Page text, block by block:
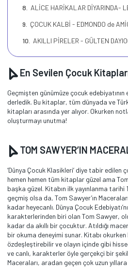
ALİCE HARİKALAR DİYARINDA-
ÇOCUK KALBİ - EDMONDO de
AKILLI PİRELER - GÜLTEN
En Sevilen Çocuk
Geçmişten günümüze çocuk
derledik. Bu kitaplar, tüm dünyada ve
kitapları arasında yer alıyor. Okurken
oluşturmayı unutma!
TOM SAWYER’IN
‘Dünya Çocuk Klasikleri’ diye tabir edilen
hemen hemen tüm kitaplar güzel ama
başka güzel. Kitabın ilk yayınlanma tarihi
geçmiş olsa da, Tom Sawyer’ın
kadar heyecanlı. Dünya Çocuk
karakterlerinden biri olan Tom Sawyer,
kadar da akıllı bir çocuktur. Atıldığı
bir okuma deneyimi sunar. Kitabı
özdeşleştirebilir ve olayın içinde gibi
ve canlı, karakterler öyle gerçekçi bir
Maceraları, aradan geçen çok uzun